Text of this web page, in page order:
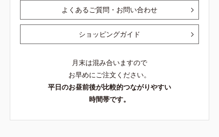
よくあるご質問・お問い合わせ
ショッピングガイド
月末は混み合いますので
お早めにご注文ください。
平日のお昼前後が比較的つながりやすい
時間帯です。